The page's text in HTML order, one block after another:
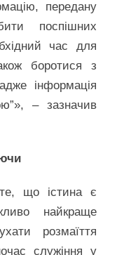
передану
поспішних
час для
боротися з
інформація
– зазначив
що істина є
найкраще
розмаїття
служіння у